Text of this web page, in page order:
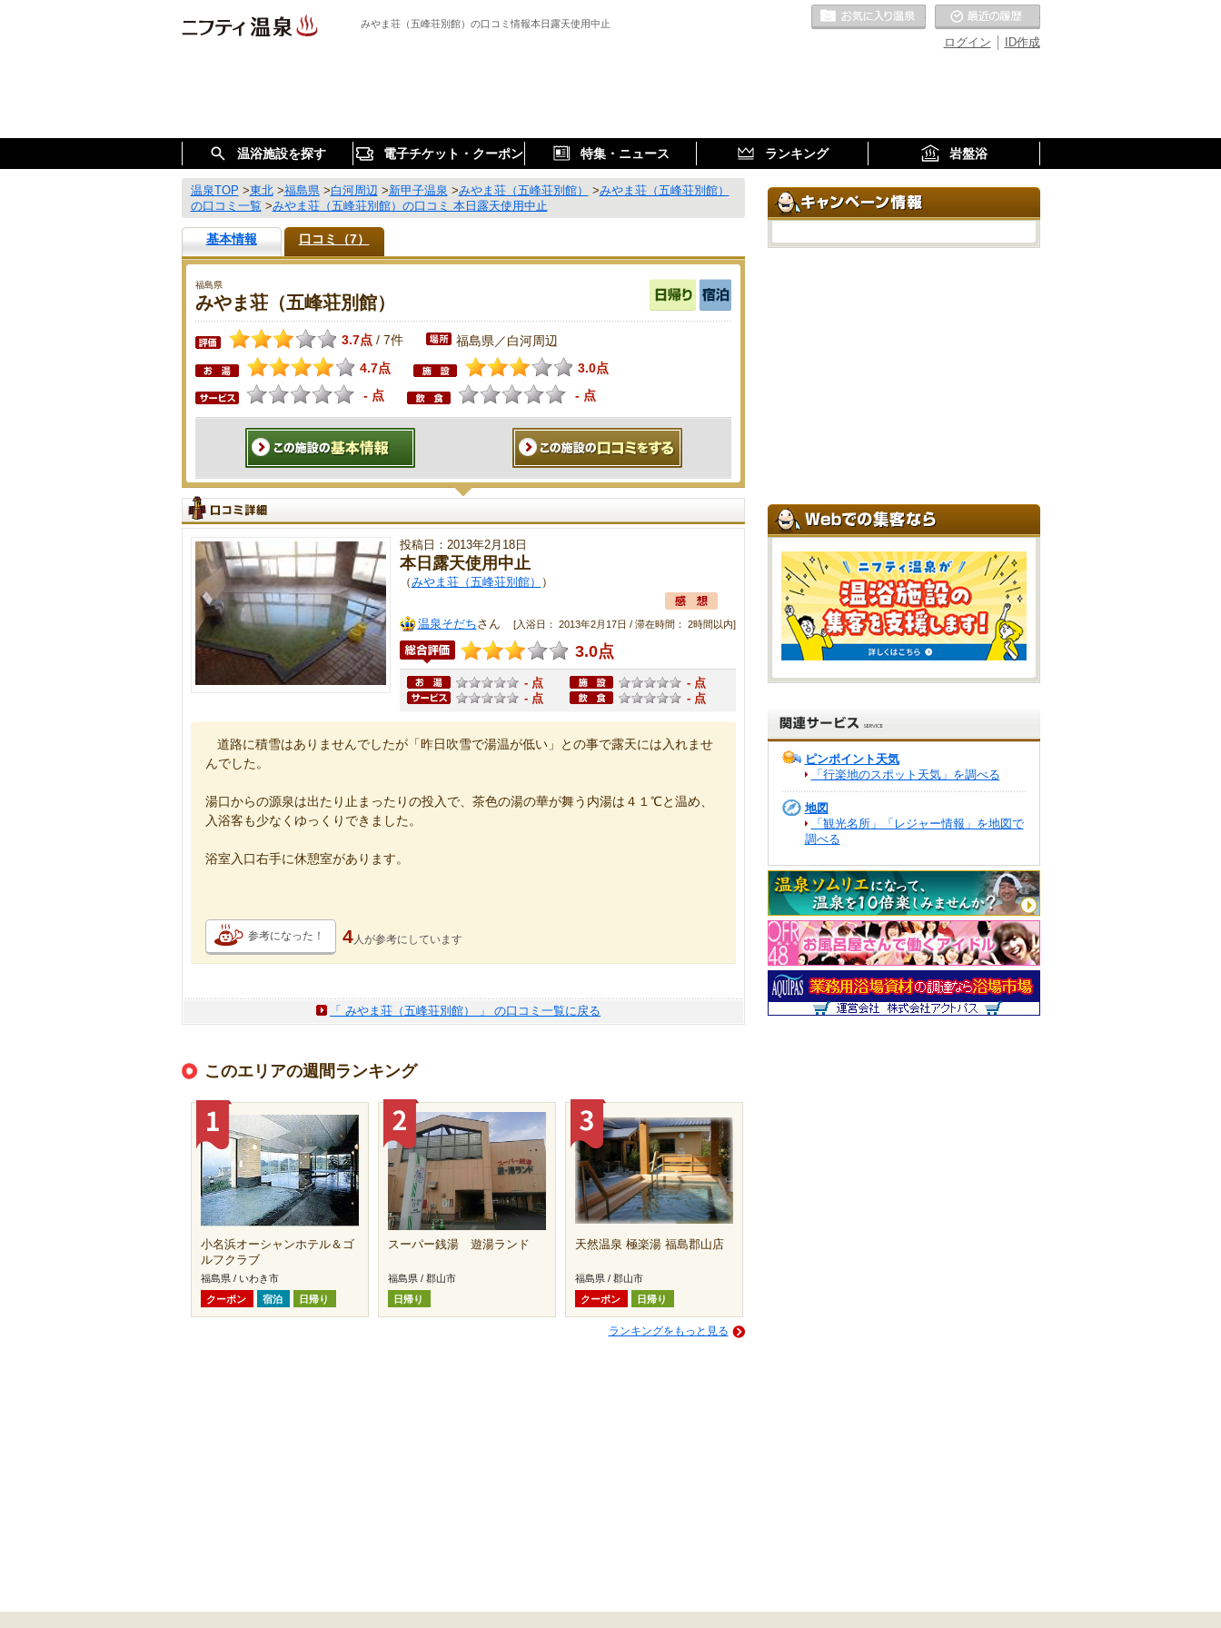
みやま荘（五峰荘別館）の口コミ情報本日露天使用中止
ID作成
ログイン
お気に入りの温泉
温浴施設を探す 電子チケット・クーポン 特集・ニュース ランキング 岩盤浴
温泉TOP >東北>福島県>白河周辺 >新甲子温泉 >みやま荘（五峰荘別館） >みやま荘（五峰荘別館）
の口コミ一覧 >みやま荘（五峰荘別館）の口コミ 本日露天使用中止
基本情報 口コミ（7）
福島県
みやま荘（五峰荘別館）
3.7点 / 7件 福島県／白河周辺
4.7点
3.0点
- 点
- 点
投稿日：2013年2月18日
本日露天使用中止
（みやま荘（五峰荘別館） ）
温泉そだちさん [入浴日： 2013年2月17日 / 滞在時間： 2時間以内]
3.0点
- 点
- 点
- 点
- 点
道路に積雪はありませんでしたが「昨日吹雪で湯温が低い」との事で露天には入れませ
んでした。
湯口からの源泉は出たり止まったりの投入で、茶色の湯の華が舞う内湯は４１℃と温め、
入浴客も少なくゆっくりできました。
浴室入口右手に休憩室があります。
参考になった！ 4人が参考にしています
「 みやま荘（五峰荘別館） 」 の口コミ一覧に戻る
このエリアの週間ランキング
小名浜オーシャンホテル＆ゴ
ルフクラブ
福島県 / いわき市
クーポン
宿泊 日帰り
スーパー銭湯 遊湯ランド
福島県 / 郡山市
日帰り
天然温泉 極楽湯 福島郡山店
福島県 / 郡山市
クーポン
日帰り
ランキングをもっと見る
ピンポイント天気
「行楽地のスポット天気」を調べる
地図
「観光名所」「レジャー情報」を地図で
調べる